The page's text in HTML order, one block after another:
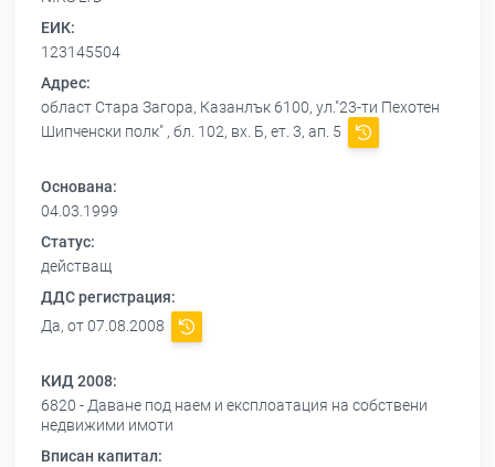
ЕИК:
123145504
Адрес:
област Стара Загора, Казанлък 6100, ул."23-ти Пехотен
Шипченски полк" , бл. 102, вх. Б, ет. 3, ап. 5
Основана:
04.03.1999
Статус:
действащ
ДДС регистрация:
Да, от 07.08.2008
КИД 2008:
6820 - Даване под наем и експлоатация на собствени
недвижими имоти
Вписан капитал: